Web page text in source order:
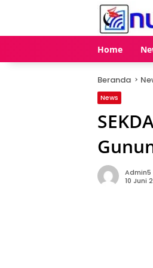
Home
Beranda
News
Admin5
10 Juni